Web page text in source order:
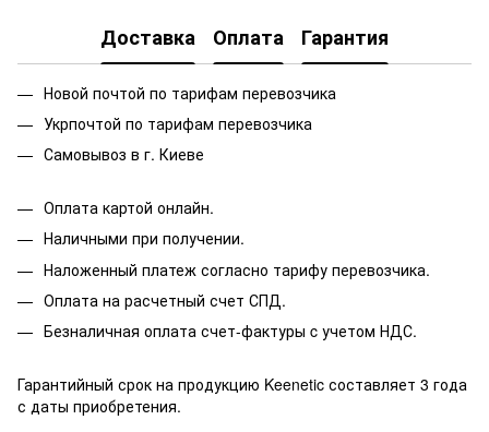
Доставка Оплата Гарантия
Новой почтой по тарифам перевозчика
Укрпочтой по тарифам перевозчика
Самовывоз в г. Киеве
Оплата картой онлайн.
Наличными при получении.
Наложенный платеж согласно тарифу перевозчика.
Оплата на расчетный счет СПД.
Безналичная оплата счет-фактуры c учетом НДС.
Гарантийный срок на продукцию Keenetic составляет 3 года
с даты приобретения.